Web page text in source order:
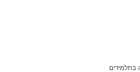
בתלמידים